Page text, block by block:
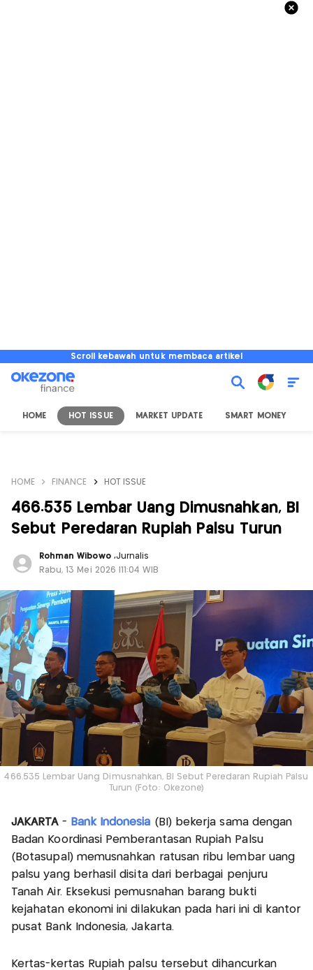
Scroll kebawah untuk membaca artikel
HOME HOT ISSUE MARKET UPDATE SMART MONEY
HOME FINANCE HOT ISSUE
466.535 Lembar Uang Dimusnahkan, BI
Sebut Peredaran Rupiah Palsu Turun
Rohman Wibowo ,Jurnalis
Rabu, 13 Mei 2026 |11:04 WIB
466.535 Lembar Uang Dimusnahkan, BI Sebut Peredaran Rupiah Palsu
Turun (Foto: Okezone)
JAKARTA- Bank Indonesia (BI) bekerja sama dengan
Badan Koordinasi Pemberantasan Rupiah Palsu
(Botasupal) memusnahkan ratusan ribu lembar uang
palsu yang berhasil disita dari berbagai penjuru
Tanah Air. Eksekusi pemusnahan barang bukti
kejahatan ekonomi ini dilakukan pada hari ini di kantor
pusat Bank Indonesia, Jakarta.
Kertas-kertas Rupiah palsu tersebut dihancurkan